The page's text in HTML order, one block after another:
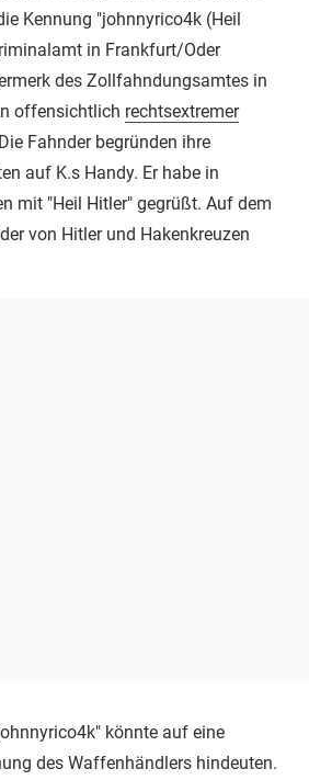
Kennung "johnnyrico4k (Heil
in Frankfurt/Oder
des Zollfahndungsamtes in
offensichtlich rechtsextremer
Fahnder begründen ihre
auf K.s Handy. Er habe in
mit "Heil Hitler" gegrüßt. Auf dem
von Hitler und Hakenkreuzen
könnte auf eine
des Waffenhändlers hindeuten.